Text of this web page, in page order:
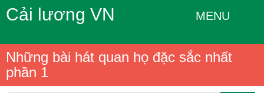
Cải lương VN MENU
Những bài hát quan họ đặc sắc nhất
phần 1